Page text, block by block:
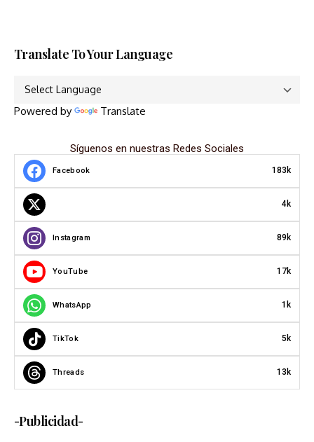
Translate To Your Language
Powered by Translate
Síguenos en nuestras Redes Sociales
Facebook 183k
4k
Instagram 89k
YouTube 17k
WhatsApp 1k
TikTok 5k
Threads 13k
-Publicidad-